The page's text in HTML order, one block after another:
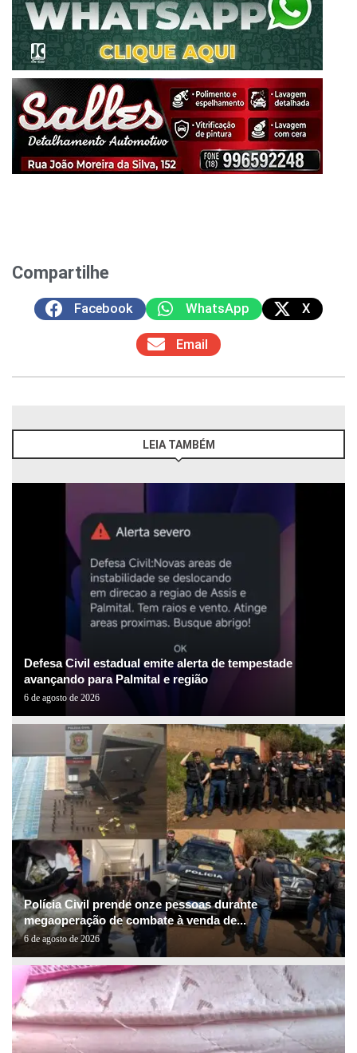
Compartilhe
Facebook WhatsApp X
Email
LEIA TAMBÉM
Defesa Civil estadual emite alerta de tempestade
avançando para Palmital e região
6 de agosto de 2026
Polícia Civil prende onze pessoas durante
megaoperação de combate à venda de...
6 de agosto de 2026